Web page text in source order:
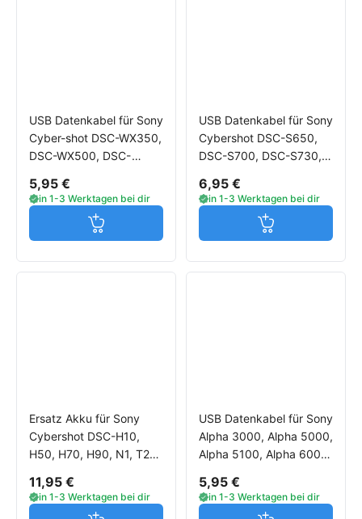
USB Datenkabel für Sony
Cyber-shot DSC-WX350,
DSC-WX500, DSC-
DSC-RX100M3
5,95 €
in 1-3 Werktagen bei dir
Jetzt in den Warenkorb
USB Datenkabel für Sony
Cybershot DSC-S650,
DSC-S700, DSC-S730,
DSC-S800
6,95 €
in 1-3 Werktagen bei dir
Jetzt in den
Ersatz Akku für Sony
Cybershot DSC-H10,
H50, H70, H90, N1, T20,
W100, W120, W130
11,95 €
in 1-3 Werktagen bei dir
USB Datenkabel für Sony
Alpha 3000, Alpha 5000,
Alpha 5100, Alpha 6000,
5,95 €
in 1-3 Werktagen bei dir